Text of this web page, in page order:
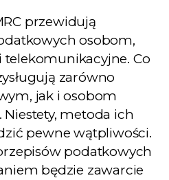
przewidują
osobom,
telekomunikacyjne. Co
zarówno
jak i osobom
metoda ich
pewne wątpliwości.
podatkowych
będzie zawarcie